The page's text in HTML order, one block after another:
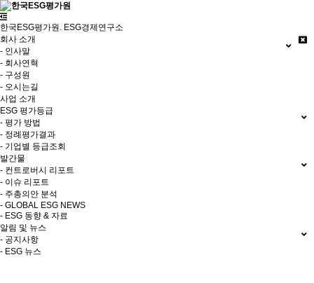
한국ESG평가원. ESG경제연구소
회사 소개
- 인사말
- 회사연혁
- 구성원
- 오시는길
사업 소개
ESG 평가등급
- 평가 방법
- 정례평가결과
- 기업별 등급조회
발간물
- 컨트로버시 리포트
- 이슈 리포트
- 주총의안 분석
- GLOBAL ESG NEWS
- ESG 동향 & 자료
알림 및 뉴스
- 공지사항
- ESG 뉴스